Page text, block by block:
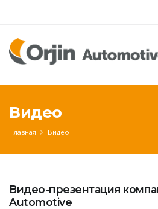
Видео
Главная Видео
Видео-презентация
Automotive